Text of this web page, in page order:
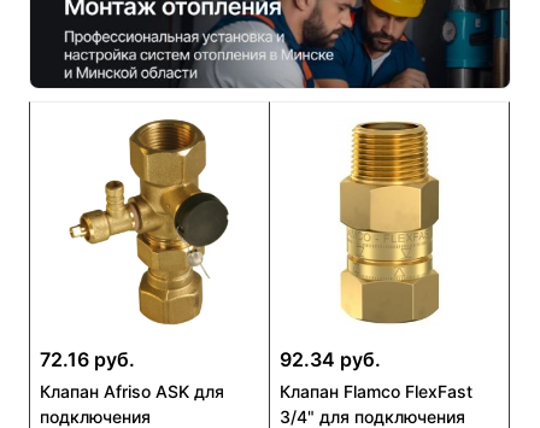
72.16 руб.
Клапан Afriso ASK для
подключения
92.34 руб.
Клапан Flamco FlexFast
3/4" для подключения